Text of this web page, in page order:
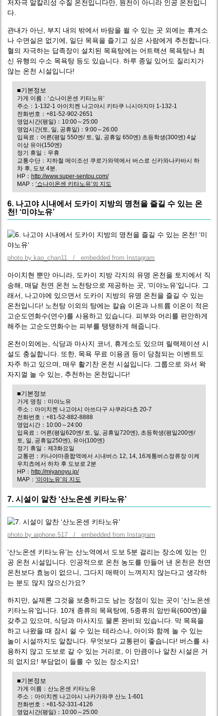
저자극 알칼리성 수질 온천입니다만, 원천이 아니라 인공 온천입니
다.
관내가 아닌, 부지 내의 밖에서 바람을 쐴 수 있는 곳 외에는 휴게소
나 수면실은 없기에, 일단 목욕을 즐기고 싶은 사람에게 추천합니다.
혈의 자극하는 답족장이 설치된 목욕탕에는 어트랙션 목욕탕나 최
신 유행의 수소 목욕탕 등도 있습니다. 하루 종일 있어도 질리지가
않는 온천 시설입니다!
■기본정보
가게 이름：‘쇼나이온센 키타노유’
주소：1-132-1 아이치켄 나고야시 키타쿠 니시아지마 1-132-1
전화번호：+81-52-902-2651
영업시간(평일)：10:00～25:00
영업시간(토, 일, 공휴일)：9:00～26:00
입욕료：어른(평일 550엔/ 토, 일, 공휴일 650엔) 초등학생(300엔) 4살
이상 유아(150엔)
정기 휴일：무휴
교통수단：지하철 메이조선 쿠로가와역에서 버스로 신카와나카바시 하
차 후, 도보 4분.
HP： http://www.super-sentou.com/
MAP： ‘쇼나이온센 키타노유’의 지도
6. 나고야 시내에서 도카이 지방의 명천을 즐길 수 있는 온
천! ‘미야노유’
photo by kao_chan11 / embedded from Instagram
아이치현 뿐만 아니라, 도카이 지방 각지의 유명 온천을 토지에서 직
송해, 매달 천연 온천 노천탕으로 제공하는 곳, ‘미야노유’입니다. 그
래서, 나고야에 있으면서 도카이 지방의 유명 온천을 즐길 수 있는
온천입니다! 노천탕 이외의 탕에는 칼슘 이온과 나트륨 이온이 적은
고순도연화수(연수)를 사용하고 있습니다. 피부와 머리를 편안하게
해주는 고순도연화수는 피부를 탱탱하게 해줍니다.
온천이외에는, 식당과 마사지 코너, 휴게소도 있으며 릴랙제이션 시
설도 충실합니다. 또한, 목욕 무료 이용권 등이 당첨되는 이벤트도
자주 하고 있으며, 매우 활기찬 온천 시설입니다. 그룹으로 와서 왁
자지껄 놀 수 있는, 추천하는 온천입니다!
■기본정보
가게 명칭：미야노유
주소：아이치켄 나고야시 아쓰다구 사쿠라다쵸 20-7
전화번호：+81-52-882-8888
영업시간：10:00～24:00
입욕료：어른(평일620엔/ 토, 일, 공휴일720엔), 초등학생(평일200엔/
토, 일, 공휴일250엔), 유아(100엔)
정기 휴일：제3화요일
교통편：카나야마종합역에서 시내버스 12, 14, 16계통버스정류장 이케
우치쵸에서 하차 후 도보로 2분
HP： http://miyanoyu.jp/
MAP： ‘미야노유’의 지도
7. 시설이 알찬 ‘산노온센 키타노유’
photo by aiphone.517 / embedded from Instagram
‘산노온센 키타노유’는 산노역에서 도보 5분 걸리는 장소에 있는 인
공 온천 시설입니다. 인공적으로 온천 농도를 만들어 낸 온천은 천연
온천보다 효능이 없으니, 그다지 매력이 느껴지지 않는다고 생각하
는 분도 많지 않으신가요?
하지만, 실제론 그것을 보충하고도 남는 장점이 있는 곳이 ‘산노온센
키타노유’입니다. 10개 종류의 목욕탕에, 5종류의 암반욕(600엔)을
갖추고 있으며, 식당과 마사지도 물론 완비되 있습니다. 막 목욕을
하고 나왔을 때 잠시 쉴 수 있는 테라스나, 아이와 함께 놀 수 있는
놀이 시설까지도 알찹니다. 무엇보다 교통편이 좋습니다! 버스를 사
용하지 않고 도보로 갈 수 있는 거리로, 이 만큼이나 알찬 시설은 거
의 없지요! 부담없이 들를 수 있는 장소지요!
■기본정보
가게 이름：산노온센 키타노유
주소：아이치켄 나고야시 나카가와쿠 산노 1-601
전화번호：+81-52-331-4126
영업시간(평일)：10:00～25:00